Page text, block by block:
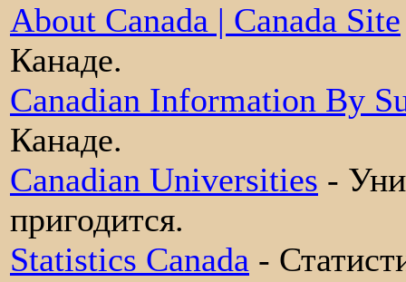
About Canada | Canada Site
Канаде.
Canadian Information By
Канаде.
Canadian Universities -
пригодится.
Statistics Canada -